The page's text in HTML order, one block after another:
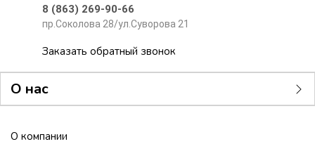
8 (863) 269-90-66
пр.Соколова 28/ул.Суворова 21
Заказать обратный звонок
О нас
О компании